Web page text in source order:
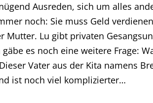
Ausreden, sich um alles
noch: Sie muss Geld
Mutter. Lu gibt privaten
es noch eine weitere Frage:
Vater aus der Kita namens
ist noch viel komplizierter…